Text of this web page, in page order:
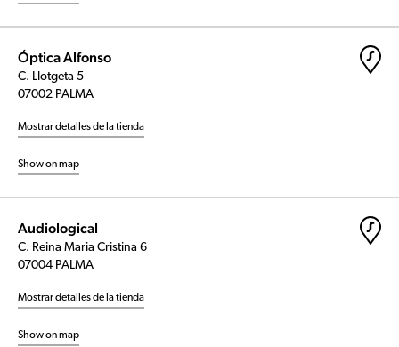
Óptica Alfonso
C. Llotgeta 5
07002 PALMA
Mostrar detalles de la tienda
Show on map
Audiological
C. Reina Maria Cristina 6
07004 PALMA
Mostrar detalles de la tienda
Show on map